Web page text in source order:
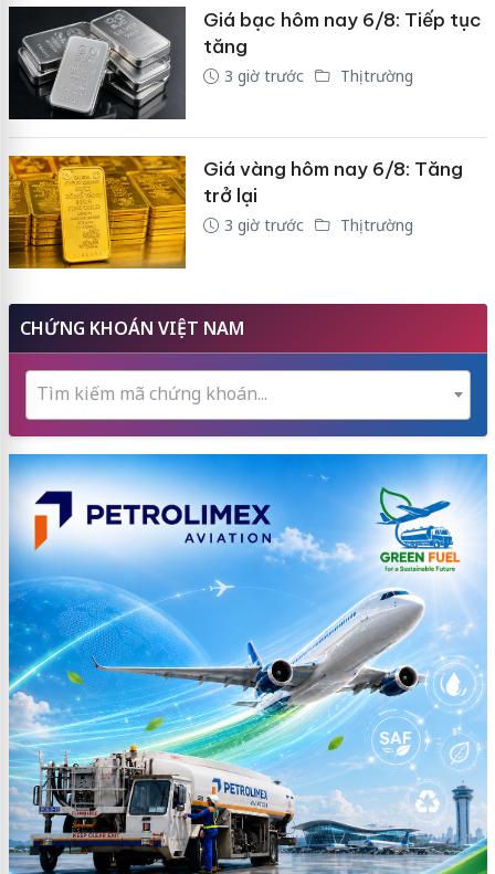
Giá bạc hôm nay 6/8: Tiếp tục
tăng
3 giờ trước Thị trường
Giá vàng hôm nay 6/8: Tăng
trở lại
3 giờ trước Thị trường
CHỨNG KHOÁN VIỆT NAM
Tìm kiếm mã chứng khoán...